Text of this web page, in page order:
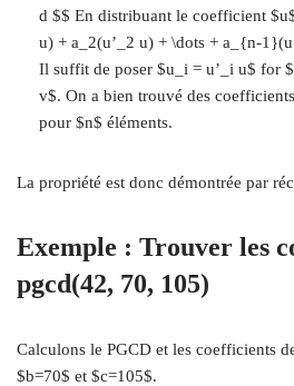
d $$ En distribuant le coefficient
u) + a_2(u’_2 u) + \dots + a_{n-
Il suffit de poser $u_i = u’_i u$ for
v$. On a bien trouvé des
pour $n$ éléments.
La propriété est donc démontrée par
Exemple : Trouver les
pgcd(42, 70, 105)
Calculons le PGCD et les coefficients
$b=70$ et $c=105$.